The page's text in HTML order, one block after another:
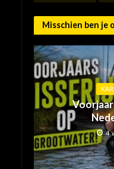
Misschien ben je
4